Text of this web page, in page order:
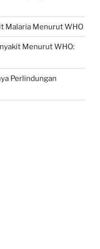
Malaria Menurut WHO
Menurut WHO:
Perlindungan